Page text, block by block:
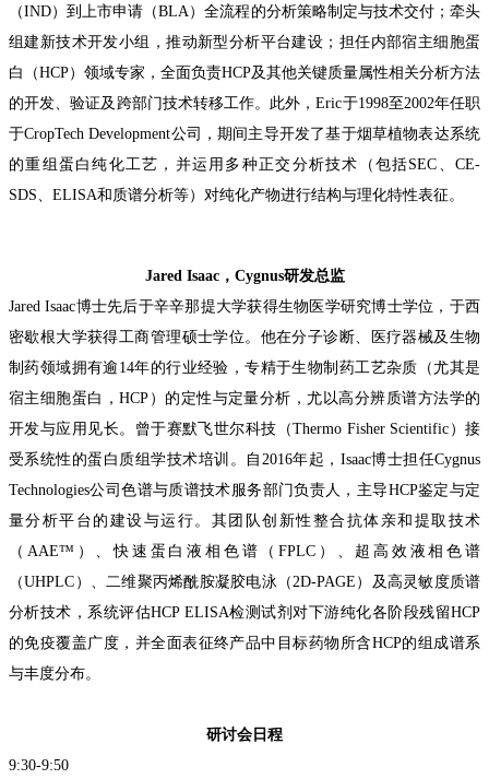
（IND）到上市申请（BLA）全流程的分析策略制定与技术交付；牵头
组建新技术开发小组，推动新型分析平台建设；担任内部宿主细胞蛋
白（HCP）领域专家，全面负责HCP及其他关键质量属性相关分析方法
的开发、验证及跨部门技术转移工作。此外，Eric于1998至2002年任职
于CropTech Development公司，期间主导开发了基于烟草植物表达系统
的重组蛋白纯化工艺，并运用多种正交分析技术（包括SEC、CE-
SDS、ELISA和质谱分析等）对纯化产物进行结构与理化特性表征。
Jared Isaac，Cygnus研发总监
Jared Isaac博士先后于辛辛那提大学获得生物医学研究博士学位，于西
密歇根大学获得工商管理硕士学位。他在分子诊断、医疗器械及生物
制药领域拥有逾14年的行业经验，专精于生物制药工艺杂质（尤其是
宿主细胞蛋白，HCP）的定性与定量分析，尤以高分辨质谱方法学的
开发与应用见长。曾于赛默飞世尔科技（Thermo Fisher Scientific）接
受系统性的蛋白质组学技术培训。自2016年起，Isaac博士担任Cygnus
Technologies公司色谱与质谱技术服务部门负责人，主导HCP鉴定与定
量分析平台的建设与运行。其团队创新性整合抗体亲和提取技术
（AAE™）、快速蛋白液相色谱（FPLC）、超高效液相色谱
（UHPLC）、二维聚丙烯酰胺凝胶电泳（2D-PAGE）及高灵敏度质谱
分析技术，系统评估HCP ELISA检测试剂对下游纯化各阶段残留HCP
的免疫覆盖广度，并全面表征终产品中目标药物所含HCP的组成谱系
与丰度分布。
研讨会 日程
9:30-9:50